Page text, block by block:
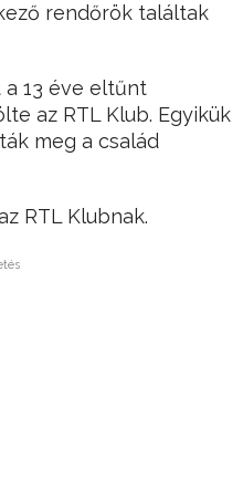
rendőrök találtak
13 éve eltűnt
az RTL Klub. Egyikük
meg a család
RTL Klubnak.